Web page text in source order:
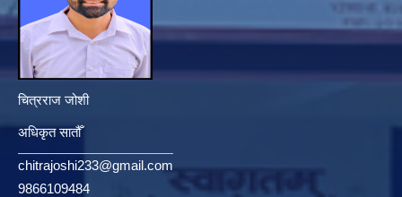
चित्रराज जोशी
अधिकृत सातौँ
chitrajoshi233@gmail.com
9866109484